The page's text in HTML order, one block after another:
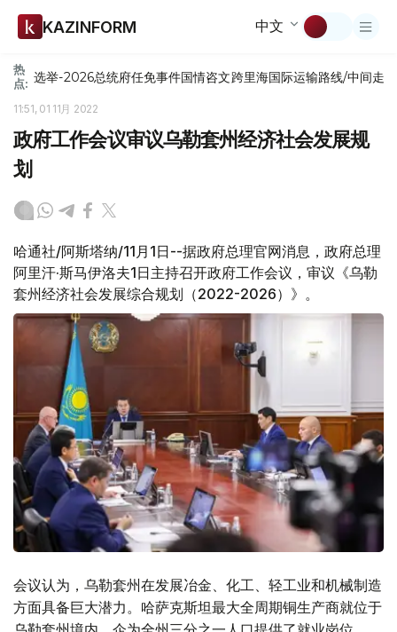
KAZINFORM 中文
热
点: 选举-2026总统府任免事件国情咨文跨里海国际运输路线/中间走廊
11:51, 01 11月 2022
政府工作会议审议乌勒套州经济社会发展规
划
哈通社/阿斯塔纳/11月1日--据政府总理官网消息，政府总理
阿里汗·斯马伊洛夫1日主持召开政府工作会议，审议《乌勒
套州经济社会发展综合规划（2022-2026）》。
会议认为，乌勒套州在发展冶金、化工、轻工业和机械制造
方面具备巨大潜力。哈萨克斯坦最大全周期铜生产商就位于